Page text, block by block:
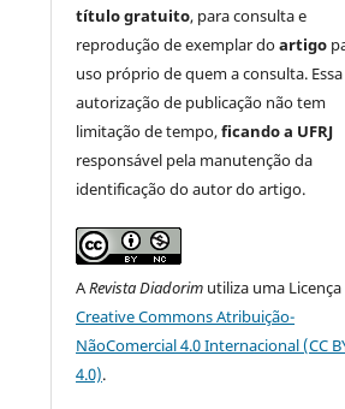
título gratuito, para consulta e
reprodução de exemplar doartigo
uso próprio de quem a consulta. Essa
autorização de publicação não tem
limitação de tempo,ficando a UFRJ
responsável pela manutenção da
identificação do autor do artigo.
ARevista Diadorim utiliza uma Licença
Creative Commons Atribuição-
NãoComercial 4.0 Internacional (CC
4.0).